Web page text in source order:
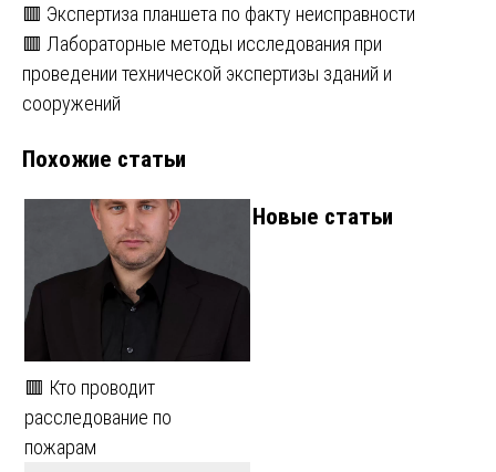
Навигация
по
записям
🟥 Экспертиза планшета по факту неисправности
🟥 Лабораторные методы исследования при
проведении технической экспертизы зданий и
сооружений
Похожие статьи
🟥 Кто проводит
расследование по
пожарам
Новые статьи